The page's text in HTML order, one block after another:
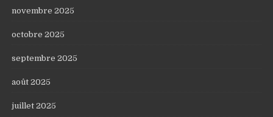
novembre 2025
octobre 2025
septembre 2025
août 2025
juillet 2025